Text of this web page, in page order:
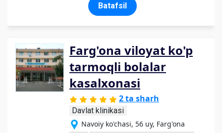
Batafsil
Farg'ona viloyat ko'p
tarmoqli bolalar
kasalxonasi
2 ta sharh
Davlat klinikasi
Navoiy ko'chasi, 56 uy, Farg'ona